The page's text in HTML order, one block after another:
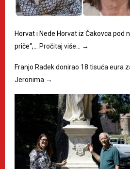
Horvat i Nede Horvat iz Čakovca pod
priče“,…
Pročitaj više… →
Franjo Radek donirao 18 tisuća eura
Jeronima →